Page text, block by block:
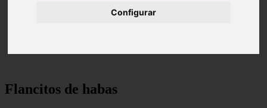
Configurar
Flancitos de habas